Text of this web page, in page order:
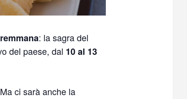
: la sagra del
del paese, dal 10 al 13
ci sarà anche la